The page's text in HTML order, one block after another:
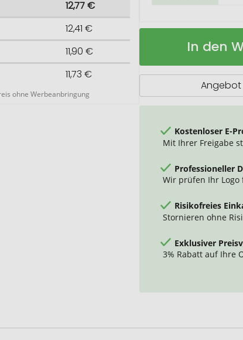
12,77 €
12,41 €
11,90 €
11,73 €
ohne Werbeanbringung
VINGA
RCS
Auf
In den
Kostenloser E-
Mit Ihrer Freigabe
Professioneller
Wir prüfen Ihr Logo
Risikofreies
Stornieren ohne
Exklusiver
3% Rabatt auf Ihre